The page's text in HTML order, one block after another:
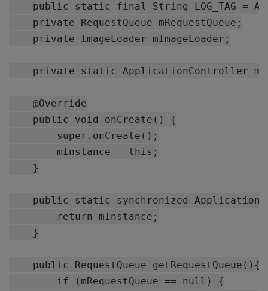
public static final String LOG_TAG =
    private RequestQueue mRequestQueue;
    private ImageLoader mImageLoader;
private static ApplicationController
    @Override
    public void onCreate() {
        super.onCreate();
        mInstance = this;
    }
public static synchronized
        return mInstance;
    }
    public RequestQueue getRequestQueue(){
        if (mRequestQueue == null) {